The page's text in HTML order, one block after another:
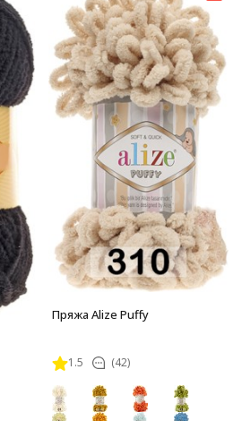
Пряжа Alize Puffy
1.5 (42)